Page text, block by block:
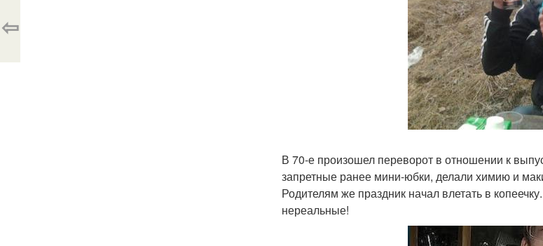
В 70-е произошел переворот в отношении к
запретные ранее мини-юбки, делали химию и
Родителям же праздник начал влетать в
нереальные!
⇦